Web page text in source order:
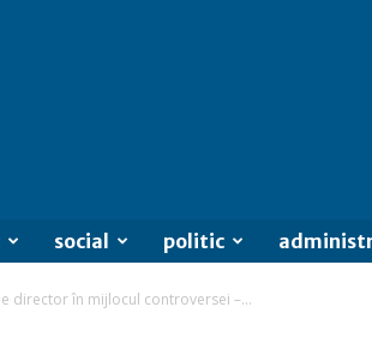
social politic
director în mijlocul controversei –...